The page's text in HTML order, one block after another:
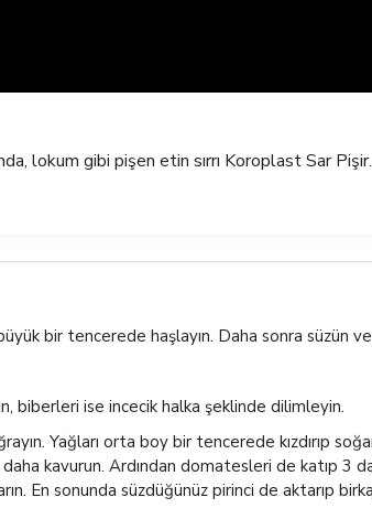
lokum gibi pişen etin sırrı Koroplast Sar
bir tencerede haşlayın. Daha sonra süzün
biberleri ise incecik halka şeklinde dilimleyin.
Yağları orta boy bir tencerede kızdırıp
kavurun. Ardından domatesleri de katıp 3
En sonunda süzdüğünüz pirinci de aktarıp